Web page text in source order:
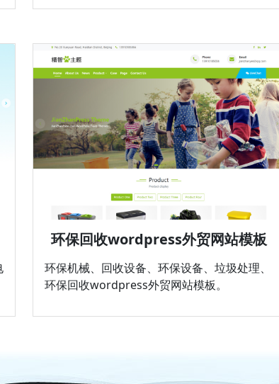
环保回收wordpress外贸网站模板
环保机械、回收设备、环保设备、垃圾处理、
环保回收wordpress外贸网站模板。